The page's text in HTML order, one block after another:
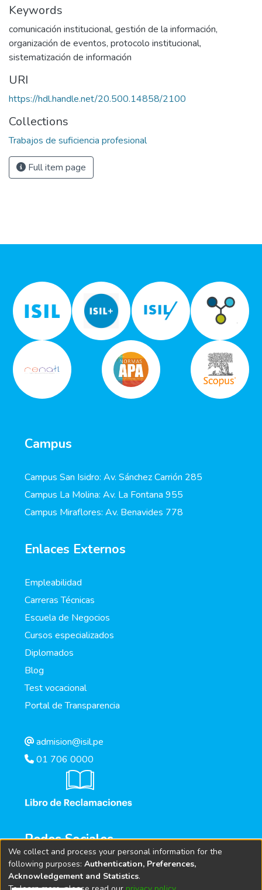
Keywords
comunicación institucional, gestión de la información,
organización de eventos, protocolo institucional,
sistematización de información
URI
https://hdl.handle.net/20.500.14858/2100
Collections
Trabajos de suficiencia profesional
Full item page
Campus
Campus San Isidro: Av. Sánchez Carrión 285
Campus La Molina: Av. La Fontana 955
Campus Miraflores: Av. Benavides 778
Enlaces Externos
Empleabilidad
Carreras Técnicas
Escuela de Negocios
Cursos especializados
Diplomados
Blog
Test vocacional
Portal de Transparencia
admision@isil.pe
01 706 0000
Redes Sociales
We collect and process your personal information for the
following purposes: Authentication, Preferences,
Acknowledgement and Statistics.